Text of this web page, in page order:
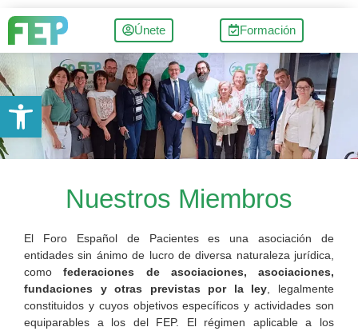
Únete Formación
Nuestros Miembros
El Foro Español de Pacientes es una asociación de
entidades sin ánimo de lucro de diversa naturaleza jurídica,
comofederaciones de asociaciones,
asociaciones,
fundaciones y otras previstas por la ley, legalmente
constituidos y cuyos objetivos específicos y actividades son
equiparables a los del FEP. El régimen aplicable a los
Abrir barra de herramientas